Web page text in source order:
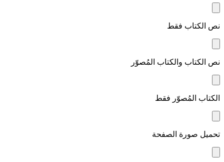
نص الكتاب فقط
نص الكتاب والكتاب المُصوّر
الكتاب المُصوّر فقط
تحميل صورة الصفحة